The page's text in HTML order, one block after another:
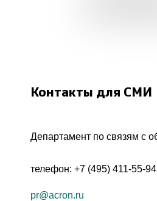
Контакты для СМИ
Департамент по связям с
телефон: +7 (495) 411-55-94
pr@acron.ru